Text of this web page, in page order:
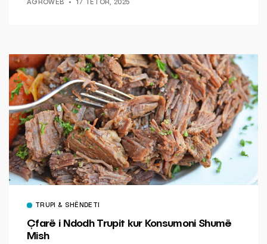
AGROWEB 17 TETOR, 2025
TRUPI & SHËNDETI
Çfarë i Ndodh Trupit kur Konsumoni Shumë
Mish